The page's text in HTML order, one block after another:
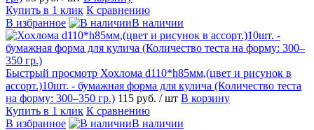
Купить в 1 клик К сравнению
В избранное
В наличии
Быстрый просмотр Хохлома d110*h85мм,(цвет и рисунок в
ассорт.)10шт. - бумажная форма для кулича (Количество теста
на форму: 300–350 гр.) 115 руб. / шт В корзину
Купить в 1 клик К сравнению
В избранное
В наличии